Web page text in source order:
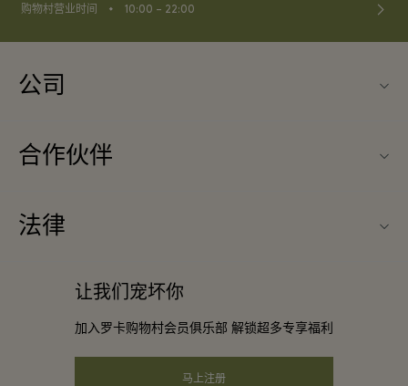
购物村营业时间 ⬩ 10:00 – 22:00
公司
关于La Roca Village（罗卡购物村)
下载应用程序
合作伙伴
成为合作伙伴
酒店及景点合作伙伴
法律
会员条款与条件让我们宠坏你
加入罗卡购物村会员俱乐部 解锁超多专享福利
马上注册